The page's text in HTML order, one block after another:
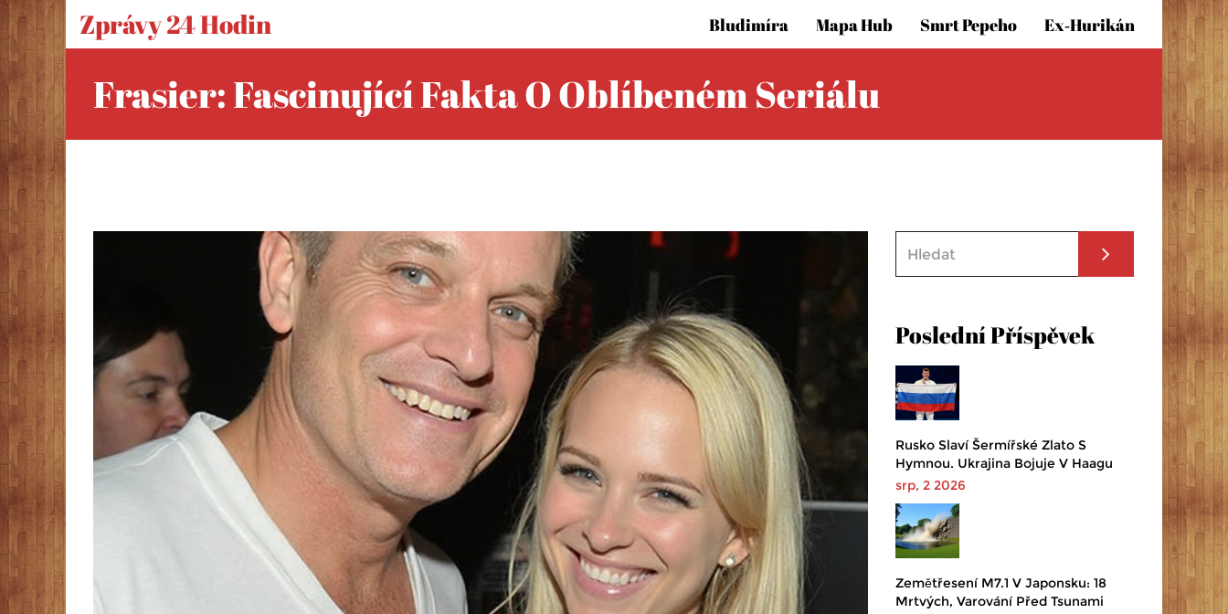
Zprávy 24 Hodin Bludimíra Mapa Hub Smrt Pepeho Ex‑hurikán
Frasier: Fascinující Fakta O Oblíbeném Seriálu
Poslední Příspěvek
Rusko Slaví Šermířské Zlato S
Hymnou. Ukrajina Bojuje V Haagu
srp, 2 2026
Zemětřesení M7.1 V Japonsku: 18
Mrtvých, Varování Před Tsunami